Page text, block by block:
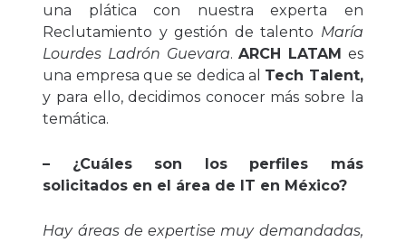
una plática con nuestra experta en
Reclutamiento y gestión de talento María
Lourdes Ladrón Guevara.ARCH LATAM es
una empresa que se dedica al Tech Talent,
y para ello, decidimos conocer más sobre la
temática.
– ¿Cuáles son los perfiles más
solicitados en el área de IT en México?
Hay áreas de expertise muy demandadas,